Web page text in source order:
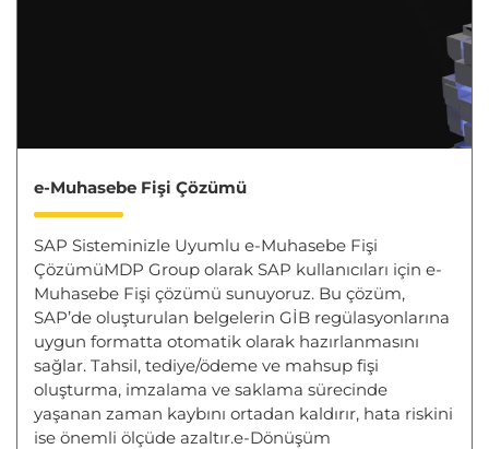
e-Muhasebe Fişi Çözümü
SAP Sisteminizle Uyumlu e-Muhasebe Fişi
ÇözümüMDP Group olarak SAP kullanıcıları için e-
Muhasebe Fişi çözümü sunuyoruz. Bu çözüm,
SAP’de oluşturulan belgelerin GİB regülasyonlarına
uygun formatta otomatik olarak hazırlanmasını
sağlar. Tahsil, tediye/ödeme ve mahsup fişi
oluşturma, imzalama ve saklama sürecinde
yaşanan zaman kaybını ortadan kaldırır, hata riskini
ise önemli ölçüde azaltır.e-Dönüşüm